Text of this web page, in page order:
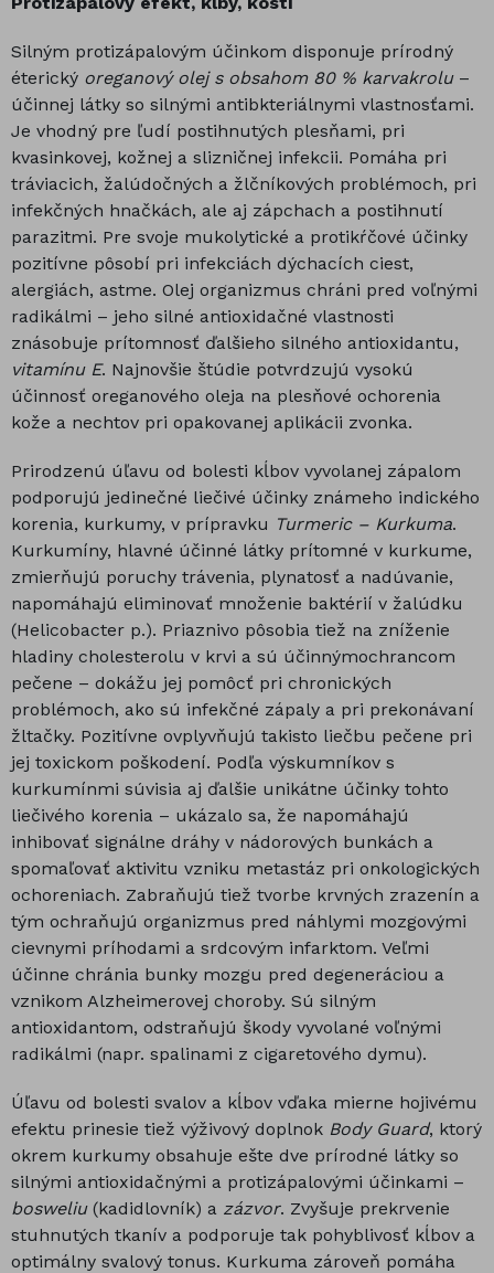
Silným protizápalovým účinkom disponuje prírodný
éterický oreganový olej s obsahom 80 % karvakrolu–
účinnej látky so silnými antibkteriálnymi vlastnosťami.
Je vhodný pre ľudí postihnutých plesňami, pri
kvasinkovej, kožnej a slizničnej infekcii. Pomáha pri
tráviacich, žalúdočných a žlčníkových problémoch, pri
infekčných hnačkách, ale aj zápchach a postihnutí
parazitmi. Pre svoje mukolytické a protikŕčové účinky
pozitívne pôsobí pri infekciách dýchacích ciest,
alergiách, astme. Olej organizmus chráni pred voľnými
radikálmi – jeho silné antioxidačné vlastnosti
znásobuje prítomnosť ďalšieho silného antioxidantu,
vitamínu E. Najnovšie štúdie potvrdzujú vysokú
účinnosť oreganového oleja na plesňové ochorenia
kože a nechtov pri opakovanej aplikácii zvonka.
Prirodzenú úľavu od bolesti kĺbov vyvolanej zápalom
podporujú jedinečné liečivé účinky známeho indického
korenia, kurkumy, v prípravku Turmeric – Kurkuma.
Kurkumíny, hlavné účinné látky prítomné v kurkume,
zmierňujú poruchy trávenia, plynatosť a nadúvanie,
napomáhajú eliminovať množenie baktérií v žalúdku
(Helicobacter p.). Priaznivo pôsobia tiež na zníženie
hladiny cholesterolu v krvi a sú účinnýmochrancom
pečene – dokážu jej pomôcť pri chronických
problémoch, ako sú infekčné zápaly a pri prekonávaní
žltačky. Pozitívne ovplyvňujú takisto liečbu pečene pri
jej toxickom poškodení. Podľa výskumníkov s
kurkumínmi súvisia aj ďalšie unikátne účinky tohto
liečivého korenia – ukázalo sa, že napomáhajú
inhibovať signálne dráhy v nádorových bunkách a
spomaľovať aktivitu vzniku metastáz pri onkologických
ochoreniach. Zabraňujú tiež tvorbe krvných zrazenín a
tým ochraňujú organizmus pred náhlymi mozgovými
cievnymi príhodami a srdcovým infarktom. Veľmi
účinne chránia bunky mozgu pred degeneráciou a
vznikom Alzheimerovej choroby. Sú silným
antioxidantom, odstraňujú škody vyvolané voľnými
radikálmi (napr. spalinami z cigaretového dymu).
Úľavu od bolesti svalov a kĺbov vďaka mierne hojivému
efektu prinesie tiež výživový doplnok Body Guard, ktorý
okrem kurkumy obsahuje ešte dve prírodné látky so
silnými antioxidačnými a protizápalovými účinkami –
bosweliu(kadidlovník) a zázvor. Zvyšuje prekrvenie
stuhnutých tkanív a podporuje tak pohyblivosť kĺbov a
optimálny svalový tonus. Kurkuma zároveň pomáha